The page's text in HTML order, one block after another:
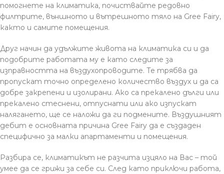
помогнете на климатика, почиствайте редовно
филтрите, външното и вътрешното тяло на Gree Fairy,
както и самите помещения.
Друг начин да удължите живота на климатика си и да
подобрите работата му е като следите за
изправността на въздухопроводите. Те трябва да
пропускат точно определено количество въздух и да са
добре закрепени и изолирани. Ако са прекалено дълги или
прекалено стеснени, отпуснати или ако изпускат
налягането, ще се наложи да ги подмените. Въздушният
дебит е основната причина Gree Fairy да е създаден
специфично за малки апартаменти и помещения.
Разбира се, климатикът не разчита изцяло на Вас – той
умее да се грижи за себе си. След като приключи работа,